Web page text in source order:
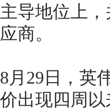
主导地位上
应商。
8月29日，英
价出现四周